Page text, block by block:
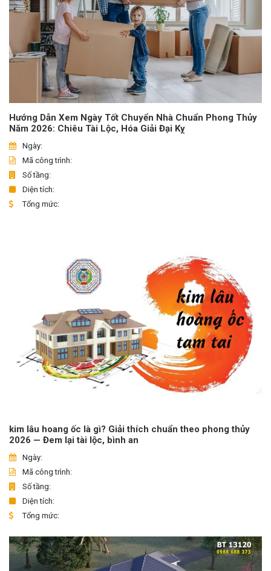
Hướng Dẫn Xem Ngày Tốt Chuyển Nhà Chuẩn Phong Thủy
Năm 2026: Chiêu Tài Lộc, Hóa Giải Đại Kỵ
Ngày:
Mã công trình:
Số tầng:
Diện tích:
Tổng mức:
kim lâu hoang ốc là gì? Giải thích chuẩn theo phong thủy
2026 — Đem lại tài lộc, bình an
Ngày:
Mã công trình:
Số tầng:
Diện tích:
Tổng mức: